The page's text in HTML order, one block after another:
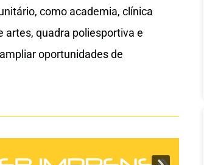
como academia, clínica
artes, quadra poliesportiva e
oportunidades de